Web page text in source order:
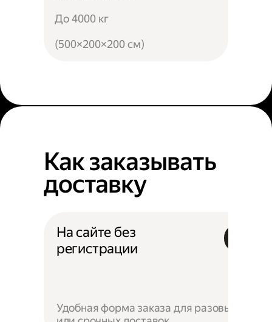
До 4000 кг
(500×200×200 см)
Как заказывать
доставку
На сайте без
регистрации
Удобная форма заказа для разовых